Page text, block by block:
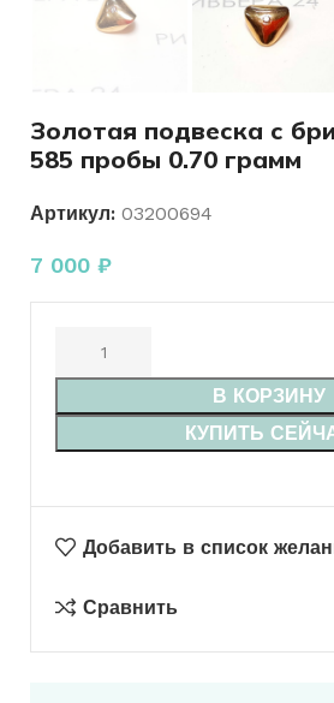
Золотая подвеска с
585 пробы 0.70 грамм
Артикул: 03200694
7 000 ₽
В КОРЗИНУ
КУПИТЬ
Добавить в список
Сравнить